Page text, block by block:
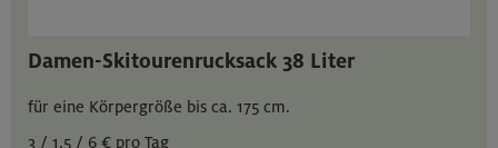
Damen-Skitourenrucksack 38 Liter
für eine Körpergröße bis ca. 175 cm.
3 / 1,5 / 6 € pro Tag